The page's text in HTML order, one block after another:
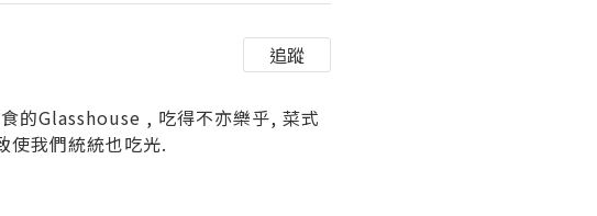
追蹤
的Glasshouse , 吃得不亦樂乎, 菜式
使我們統統也吃光.